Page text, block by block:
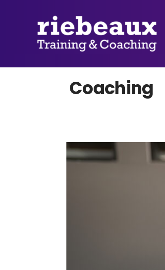
Coaching